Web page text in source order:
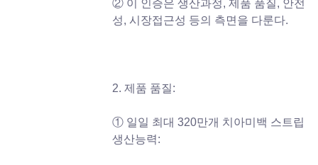
② 이 인증은 생산과정, 제품 품질, 안전
성, 시장접근성 등의 측면을 다룬다.
2. 제품 품질:
① 일일 최대 320만개 치아미백 스트립
생산능력: